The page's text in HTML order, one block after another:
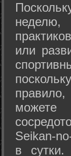
неделю,
или
можете
Seikan-­
в